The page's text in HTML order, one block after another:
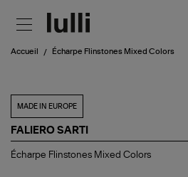
Accueil Écharpe Flinstones Mixed Colors
MADE IN EUROPE
FALIERO SARTI
Écharpe
Écharpe Flinstones Mixed Colors